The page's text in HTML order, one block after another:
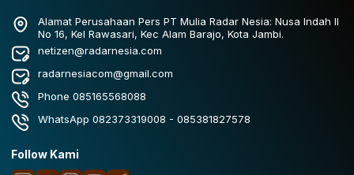
Alamat Perusahaan Pers PT Mulia Radar Nesia: Nusa Indah II
No 16, Kel Rawasari, Kec Alam Barajo, Kota Jambi.
netizen@radarnesia.com
radarnesiacom@gmail.com
Phone 085165568088
WhatsApp 082373319008 - 085381827578
Follow Kami